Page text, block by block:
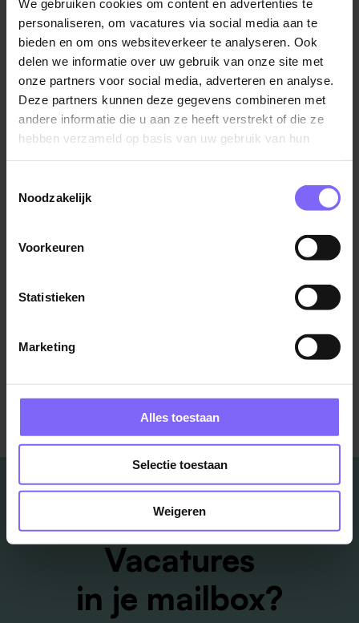
We gebruiken cookies om content en advertenties te
personaliseren, om vacatures via social media aan te
bieden en om ons websiteverkeer te analyseren. Ook
delen we informatie over uw gebruik van onze site met
onze partners voor social media, adverteren en analyse.
Deze partners kunnen deze gegevens combineren met
andere informatie die u aan ze heeft verstrekt of die ze
hebben verzameld op basis van uw gebruik van hun
Noodzakelijk
Voorkeuren
Statistieken
Marketing
Alles toestaan
Selectie toestaan
Weigeren
Het eindresultaat!
Door middel van de inzet van onze vacaturesite en
Job Marketing campagnes met miljoenen weergaven
onder de doelgroep, heeft O-I Maastricht de opleiding
kunnen invullen met maar liefst 12 gemotiveerde
kandidaten!
hire en een mooie referentie voor Banenrijklimburg!
Meer weten of benieuwd wat wij voor jouw
werkgeverszijde
eens of check meer informatie over
Vacatures
in je mailbox?